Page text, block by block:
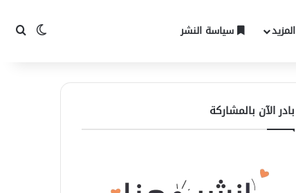
المزيد سياسة النشر الوضع
بادر الآن بالمشاركة